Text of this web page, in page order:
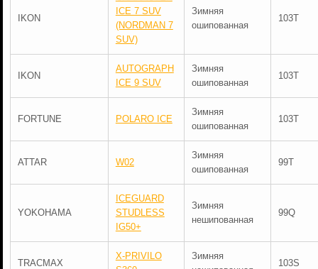
IKON
ICE 7 SUV
(NORDMAN 7
SUV)
Зимняя
ошипованная
103T
IKON
AUTOGRAPH
ICE 9 SUV
Зимняя
ошипованная
103T
FORTUNE POLARO ICE
Зимняя
ошипованная
103T
ATTAR W02
Зимняя
ошипованная
99T
YOKOHAMA
ICEGUARD
STUDLESS
IG50+
Зимняя
нешипованная
99Q
TRACMAX
X-PRIVILO
Зимняя
103S